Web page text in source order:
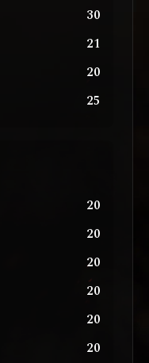
30
21
20
25
20
20
20
20
20
20